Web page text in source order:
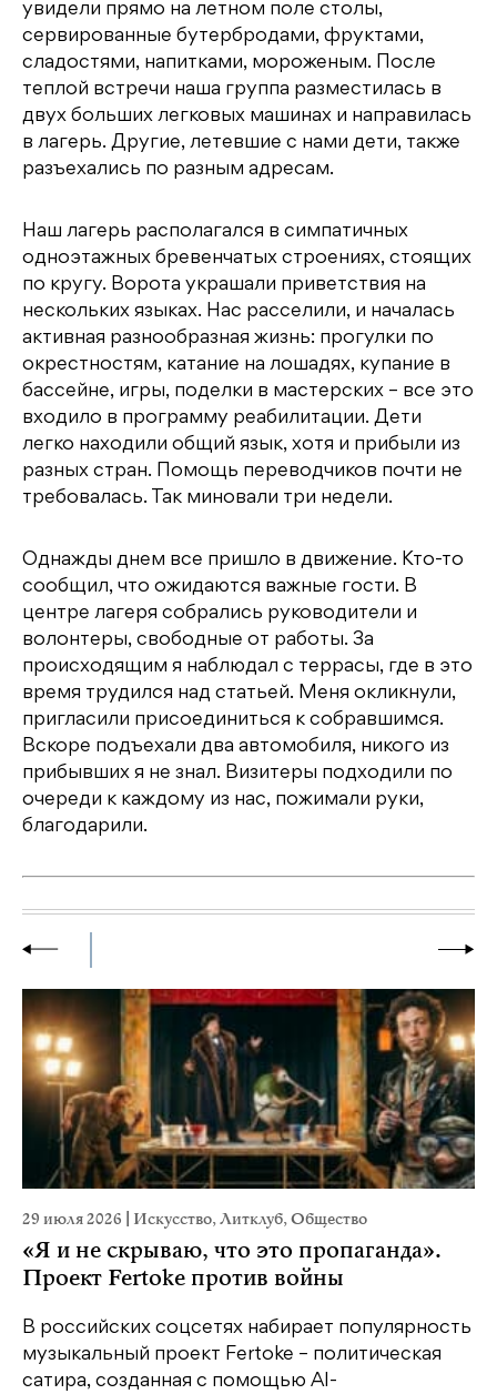
увидели прямо на летном поле столы,
сервированные бутербродами, фруктами,
сладостями, напитками, мороженым. После
теплой встречи наша группа разместилась в
двух больших легковых машинах и направилась
в лагерь. Другие, летевшие с нами дети, также
разъехались по разным адресам.
Наш лагерь располагался в симпатичных
одноэтажных бревенчатых строениях, стоящих
по кругу. Ворота украшали приветствия на
нескольких языках. Нас расселили, и началась
активная разнообразная жизнь: прогулки по
окрестностям, катание на лошадях, купание в
бассейне, игры, поделки в мастерских – все это
входило в программу реабилитации. Дети
легко находили общий язык, хотя и прибыли из
разных стран. Помощь переводчиков почти не
требовалась. Так миновали три недели.
Однажды днем все пришло в движение. Кто-то
сообщил, что ожидаются важные гости. В
центре лагеря собрались руководители и
волонтеры, свободные от работы. За
происходящим я наблюдал с террасы, где в это
время трудился над статьей. Меня окликнули,
пригласили присоединиться к собравшимся.
Вскоре подъехали два автомобиля, никого из
прибывших я не знал. Визитеры подходили по
очереди к каждому из нас, пожимали руки,
благодарили.
29 июля 2026 Искусство,Литклуб,Общество
«Я и не скрываю, что это пропаганда».
Проект Fertoke против войны
В российских соцсетях набирает популярность
музыкальный проект Fertoke – политическая
сатира, созданная с помощью AI-